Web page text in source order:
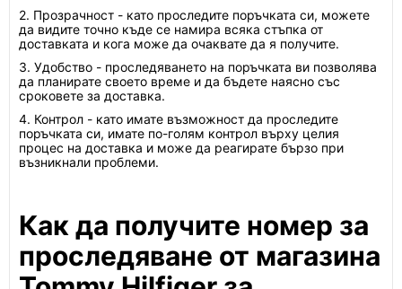
2. Прозрачност - като проследите поръчката си, можете
да видите точно къде се намира всяка стъпка от
доставката и кога може да очаквате да я получите.
3. Удобство - проследяването на поръчката ви позволява
да планирате своето време и да бъдете наясно със
сроковете за доставка.
4. Контрол - като имате възможност да проследите
поръчката си, имате по-голям контрол върху целия
процес на доставка и може да реагирате бързо при
възникнали проблеми.
Как да получите номер за
проследяване от магазина